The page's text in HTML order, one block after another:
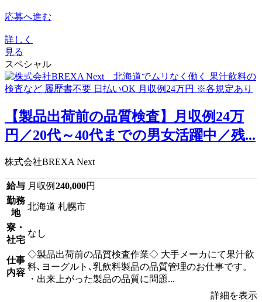
応募へ進む
詳しく
見る
スペシャル
【製品出荷前の品質検査】月収例24万
円／20代～40代までの男女活躍中／残...
株式会社BREXA Next
給与 月収例 240,000円
勤務
地
北海道 札幌市
寮・
社宅
なし
仕事
内容
◇製品出荷前の品質検査作業◇ 大手メーカにて果汁飲
料､ヨーグルト､乳飲料製品の品質管理のお仕事です。
・出来上がった製品の品質に問題...
詳細を表示